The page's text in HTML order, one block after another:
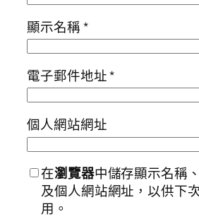
顯示名稱*
電子郵件地址*
個人網站網址
在瀏覽器中儲存顯示名稱
及個人網站網址，以供下
用。